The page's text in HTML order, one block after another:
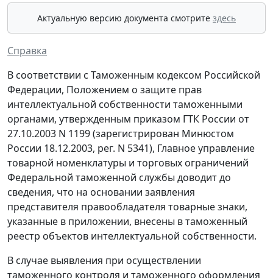
Актуальную версию документа смотрите здесь
Справка
В соответствии с Таможенным кодексом Российской
Федерации, Положением о защите прав
интеллектуальной собственности таможенными
органами, утвержденным приказом ГТК России от
27.10.2003 N 1199 (зарегистрирован Минюстом
России 18.12.2003, peг. N 5341), Главное управление
товарной номенклатуры и торговых ограничений
Федеральной таможенной службы доводит до
сведения, что на основании заявления
представителя правообладателя товарные знаки,
указанные в приложении, внесены в таможенный
реестр объектов интеллектуальной собственности.
В случае выявления при осуществлении
таможенного контроля и таможенного оформления